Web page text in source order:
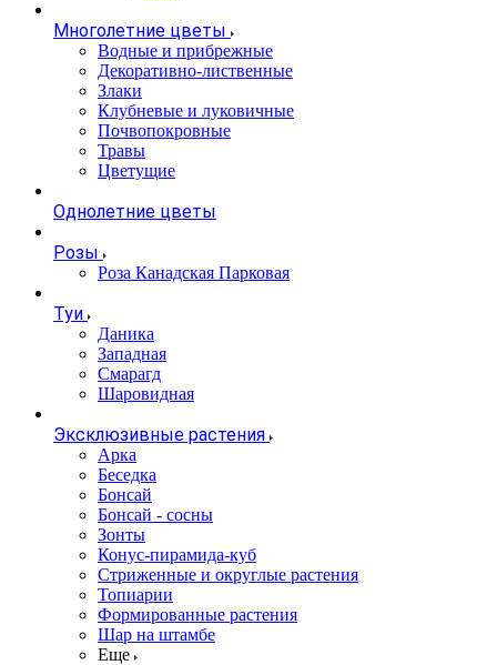
Многолетние цветы
Водные и прибрежные
Декоративно-лиственные
Злаки
Клубневые и луковичные
Почвопокровные
Травы
Цветущие
Однолетние цветы
Розы
Роза Канадская Парковая
Туи
Даника
Западная
Смарагд
Шаровидная
Эксклюзивные растения
Арка
Беседка
Бонсай
Бонсай - сосны
Зонты
Конус-пирамида-куб
Стриженные и округлые растения
Топиарии
Формированные растения
Шар на штамбе
Еще